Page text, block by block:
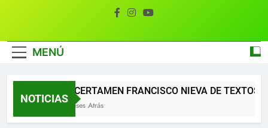
MENÚ
NOTICIAS
XII CERTAMEN FRANCISCO NIEVA DE TEXTOS
2 Meses Atrás